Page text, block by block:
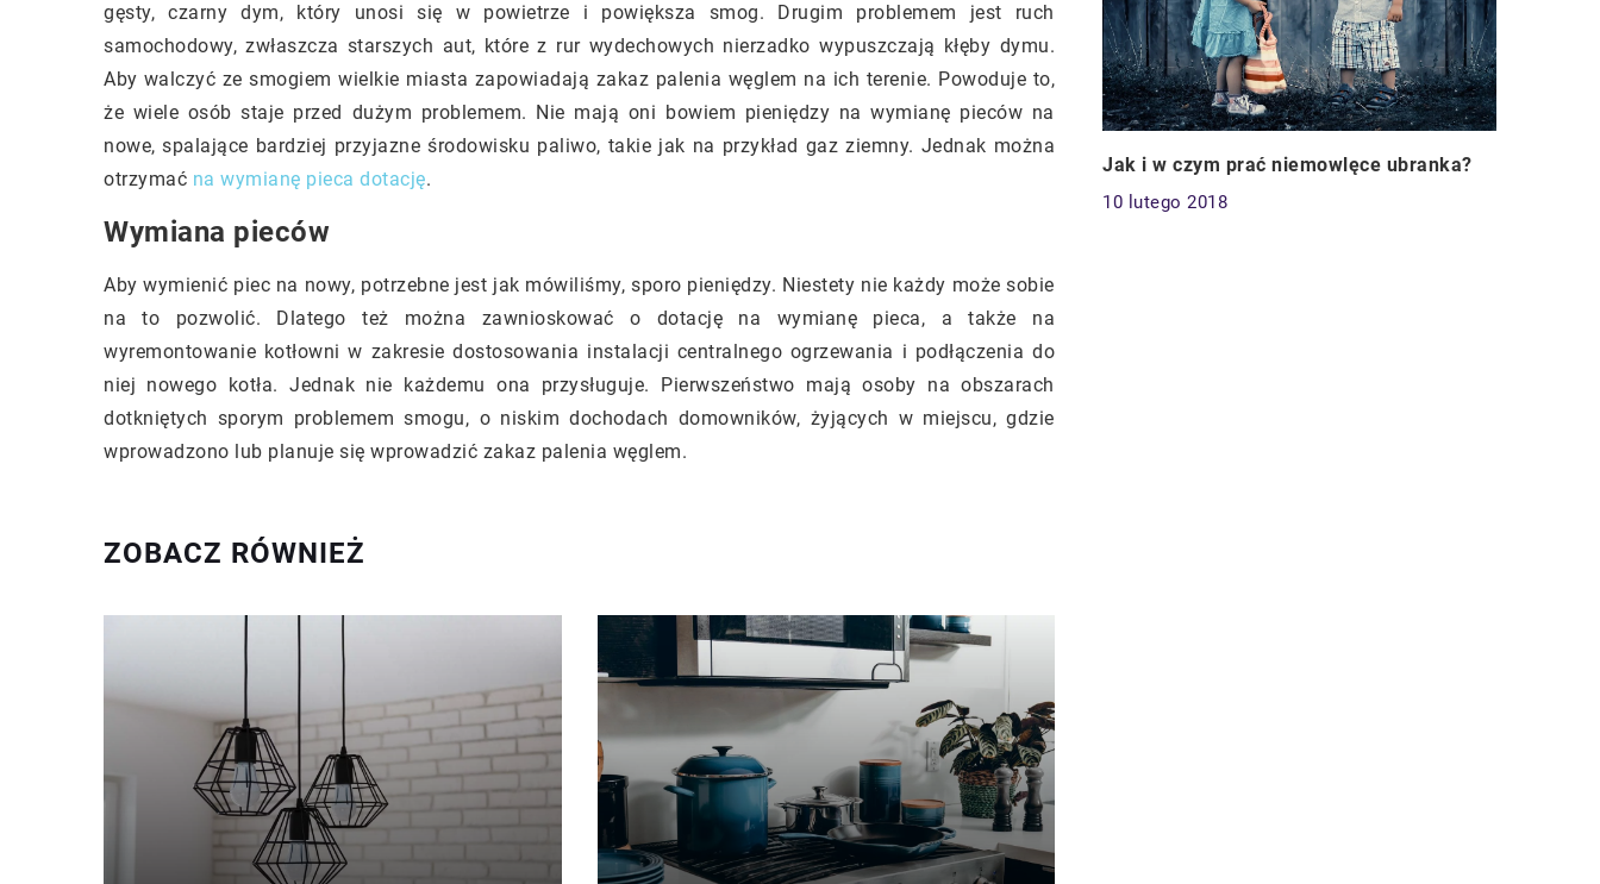
gęsty, czarny dym, który unosi się w powietrze i powiększa smog. Drugim problemem jest ruch
samochodowy, zwłaszcza starszych aut, które z rur wydechowych nierzadko wypuszczają kłęby dymu.
Aby walczyć ze smogiem wielkie miasta zapowiadają zakaz palenia węglem na ich terenie. Powoduje to,
że wiele osób staje przed dużym problemem. Nie mają oni bowiem pieniędzy na wymianę pieców na
nowe, spalające bardziej przyjazne środowisku paliwo, takie jak na przykład gaz ziemny. Jednak można
otrzymać na wymianę pieca dotację.
Wymiana pieców
Aby wymienić piec na nowy, potrzebne jest jak mówiliśmy, sporo pieniędzy. Niestety nie każdy może sobie
na to pozwolić. Dlatego też można zawnioskować o dotację na wymianę pieca, a także na
wyremontowanie kotłowni w zakresie dostosowania instalacji centralnego ogrzewania i podłączenia do
niej nowego kotła. Jednak nie każdemu ona przysługuje. Pierwszeństwo mają osoby na obszarach
dotkniętych sporym problemem smogu, o niskim dochodach domowników, żyjących w miejscu, gdzie
wprowadzono lub planuje się wprowadzić zakaz palenia węglem.
ZOBACZ RÓWNIEŻ
Jak i w czym prać niemowlęce ubranka?
10 lutego 2018